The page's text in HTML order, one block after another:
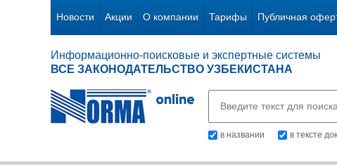
Новости Акции О компании Тарифы Публичная
Информационно-поисковые и экспертные системы
ВСЕ ЗАКОНОДАТЕЛЬСТВО УЗБЕКИСТАНА
в названии в тексте